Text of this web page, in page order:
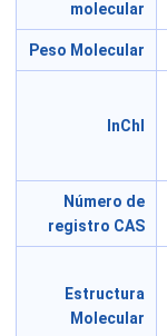
molecular
Peso Molecular
InChI
Número de
registro CAS
Estructura
Molecular